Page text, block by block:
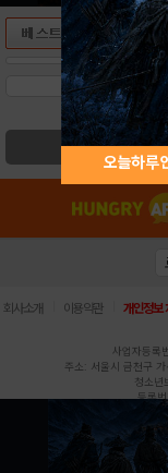
검색
오늘하루
회사소개 이용약관 개인정보
사업자등록
주소: 서울시 금천구
청소년
등록
발
헝그리앱의 콘텐츠 및 기사